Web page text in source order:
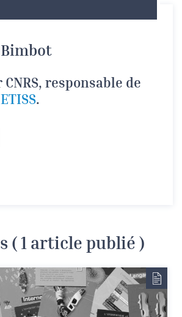
responsable de
.
( 1 article publié )